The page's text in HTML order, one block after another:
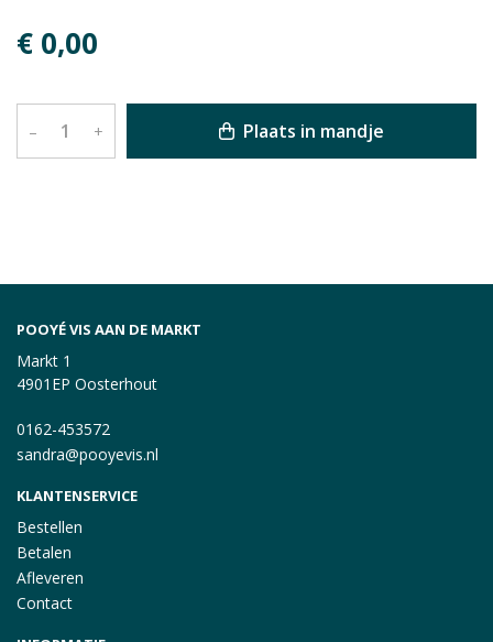
€ 0,00
– + Plaats in mandje
POOYÉ VIS AAN DE MARKT
Markt 1
4901EP Oosterhout
0162-453572
sandra@pooyevis.nl
KLANTENSERVICE
Bestellen
Betalen
Afleveren
Contact